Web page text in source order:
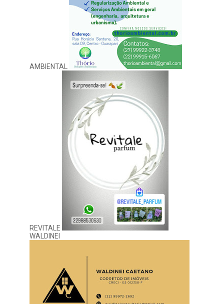
AMBIENTAL
REVITALE
WALDINEI